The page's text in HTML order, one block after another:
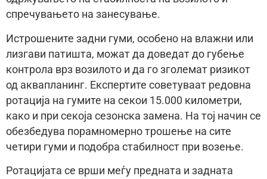
спречувањето на занесување.
Истрошените задни гуми, особено на влажни или
лизгави патишта, можат да доведат до губење
контрола врз возилото и да го зголемат ризикот
од аквапланинг. Експертите советуваат редовна
ротација на гумите на секои 15.000 километри,
како и при секоја сезонска замена. На тој начин се
обезбедува порамномерно трошење на сите
четири гуми и подобра стабилност при возење.
Ротацијата се врши меѓу предната и задната